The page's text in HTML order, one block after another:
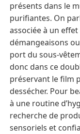
présents dans le
purifiantes. On
associée à un
démangeaisons
port du sous-
donc dans ce
préservant le film
dessécher. Pour
à une routine
recherche de
sensoriels et